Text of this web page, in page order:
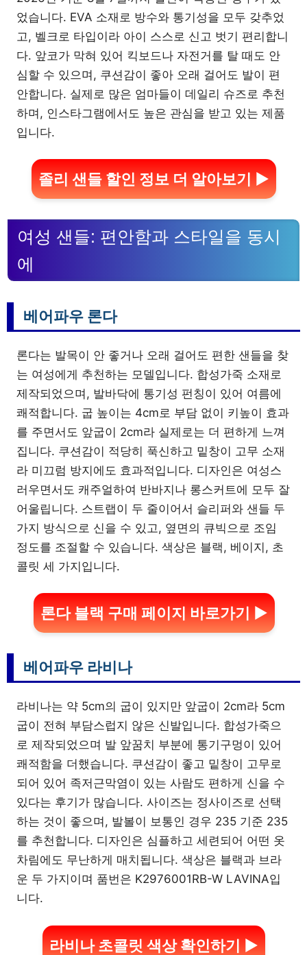
었습니다. EVA 소재로 방수와 통기성을 모두 갖추었
고, 벨크로 타입이라 아이 스스로 신고 벗기 편리합니
다. 앞코가 막혀 있어 킥보드나 자전거를 탈 때도 안
심할 수 있으며, 쿠션감이 좋아 오래 걸어도 발이 편
안합니다. 실제로 많은 엄마들이 데일리 슈즈로 추천
하며, 인스타그램에서도 높은 관심을 받고 있는 제품
입니다.
졸리 샌들 할인 정보 더 알아보기 ▶
여성 샌들: 편안함과 스타일을 동시
에
베어파우 론다
론다는 발목이 안 좋거나 오래 걸어도 편한 샌들을 찾
는 여성에게 추천하는 모델입니다. 합성가죽 소재로
제작되었으며, 발바닥에 통기성 펀칭이 있어 여름에
쾌적합니다. 굽 높이는 4cm로 부담 없이 키높이 효과
를 주면서도 앞굽이 2cm라 실제로는 더 편하게 느껴
집니다. 쿠션감이 적당히 푹신하고 밑창이 고무 소재
라 미끄럼 방지에도 효과적입니다. 디자인은 여성스
러우면서도 캐주얼하여 반바지나 롱스커트에 모두 잘
어울립니다. 스트랩이 두 줄이어서 슬리퍼와 샌들 두
가지 방식으로 신을 수 있고, 옆면의 큐빅으로 조임
정도를 조절할 수 있습니다. 색상은 블랙, 베이지, 초
콜릿 세 가지입니다.
론다 블랙 구매 페이지 바로가기 ▶
베어파우 라비나
라비나는 약 5cm의 굽이 있지만 앞굽이 2cm라 5cm
굽이 전혀 부담스럽지 않은 신발입니다. 합성가죽으
로 제작되었으며 발 앞꿈치 부분에 통기구멍이 있어
쾌적함을 더했습니다. 쿠션감이 좋고 밑창이 고무로
되어 있어 족저근막염이 있는 사람도 편하게 신을 수
있다는 후기가 많습니다. 사이즈는 정사이즈로 선택
하는 것이 좋으며, 발볼이 보통인 경우 235 기준 235
를 추천합니다. 디자인은 심플하고 세련되어 어떤 옷
차림에도 무난하게 매치됩니다. 색상은 블랙과 브라
운 두 가지이며 품번은 K2976001RB-W LAVINA입
니다.
라비나 초콜릿 색상 확인하기 ▶